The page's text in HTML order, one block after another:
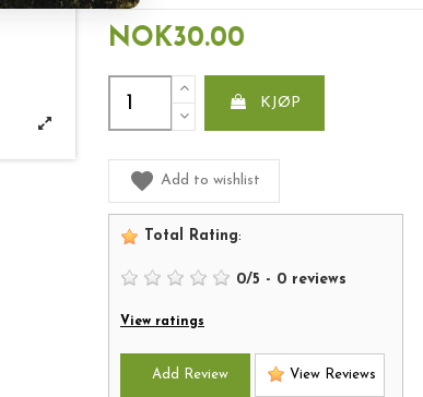
NOK30.00
KJØP
Add to wishlist
Total Rating:
0/5 - 0 reviews
View ratings
Add Review View Reviews